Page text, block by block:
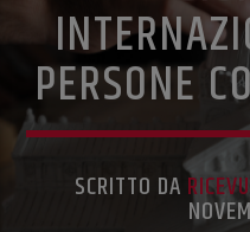
PERSONE
SCRITTO DA